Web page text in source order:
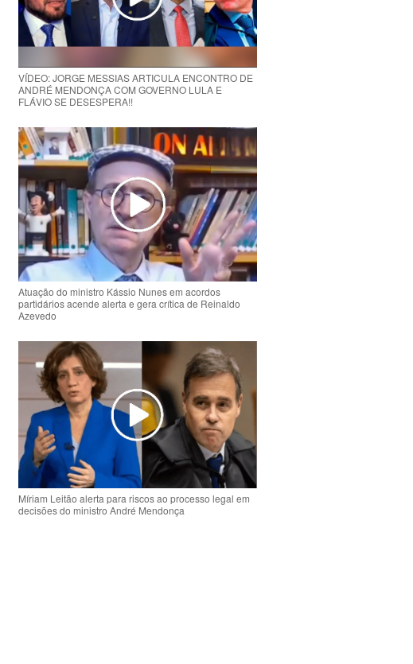
VÍDEO: JORGE MESSIAS ARTICULA ENCONTRO DE
ANDRÉ MENDONÇA COM GOVERNO LULA E
FLÁVIO SE DESESPERA!!
Atuação do ministro Kássio Nunes em acordos
partidários acende alerta e gera crítica de Reinaldo
Azevedo
Míriam Leitão alerta para riscos ao processo legal em
decisões do ministro André Mendonça